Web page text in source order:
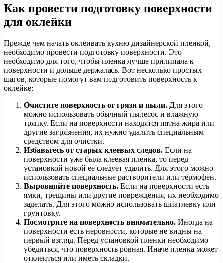
Как провести подготовку поверхности
для оклейки
Прежде чем начать оклеивать кухню дизайнерской пленкой,
необходимо провести подготовку поверхности. Это
необходимо для того, чтобы пленка лучше прилипала к
поверхности и дольше держалась. Вот несколько простых
шагов, которые помогут вам подготовить поверхность к
оклейке:
Очистите поверхность от грязи и пыли. Для этого
можно использовать обычный пылесос и влажную
тряпку. Если на поверхности находятся пятна жира или
другие загрязнения, их нужно удалить специальным
средством для очистки.
Избавьтесь от старых клеевых следов. Если на
поверхности уже была клеевая пленка, то перед
установкой новой ее следует удалить. Для этого можно
использовать специальные растворители или термофен.
Выровняйте поверхность. Если на поверхности есть
ямки, трещины или другие повреждения, их необходимо
заделать. Для этого можно использовать шпатлевку или
грунтовку.
Посмотрите на поверхность внимательно. Иногда на
поверхности есть неровности, которые не видны на
первый взгляд. Перед установкой пленки необходимо
убедиться, что поверхность ровная. Иначе пленка может
отклеиться или иметь складки.